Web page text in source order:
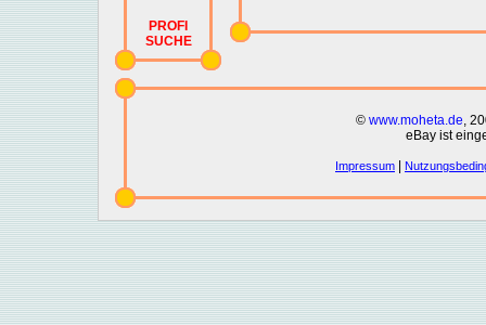
PROFI
SUCHE
© www.moheta.de,
eBay ist
Impressum